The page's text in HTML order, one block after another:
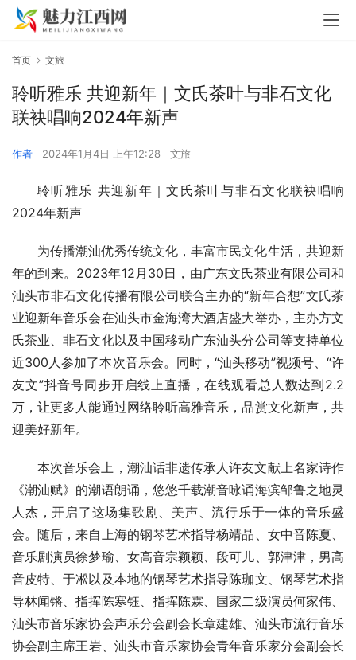
首页 文旅
聆听雅乐 共迎新年｜文氏茶叶与非石文化
联袂唱响2024年新声
作者 2024年1月4日 上午12:28 文旅
聆听雅乐 共迎新年｜文氏茶叶与非石文化联袂唱响
2024年新声
为传播潮汕优秀传统文化，丰富市民文化生活，共迎新
年的到来。2023年12月30日，由广东文氏茶业有限公司和
汕头市非石文化传播有限公司联合主办的“新年合想”文氏茶
业迎新年音乐会在汕头市金海湾大酒店盛大举办，主办方文
氏茶业、非石文化以及中国移动广东汕头分公司等支持单位
近300人参加了本次音乐会。同时，“汕头移动”视频号、“许
友文”抖音号同步开启线上直播，在线观看总人数达到2.2
万，让更多人能通过网络聆听高雅音乐，品赏文化新声，共
迎美好新年。
本次音乐会上，潮汕话非遗传承人许友文献上名家诗作
《潮汕赋》的潮语朗诵，悠悠千载潮音咏诵海滨邹鲁之地灵
人杰，开启了这场集歌剧、美声、流行乐于一体的音乐盛
会。随后，来自上海的钢琴艺术指导杨靖晶、女中音陈夏、
音乐剧演员徐梦瑜、女高音宗颖颖、段可儿、郭津津，男高
音皮特、于凇以及本地的钢琴艺术指导陈珈文、钢琴艺术指
导林闻锵、指挥陈寒钰、指挥陈霖、国家二级演员何家伟、
汕头市音乐家协会声乐分会副会长章建雄、汕头市流行音乐
协会副主席王岩、汕头市音乐家协会青年音乐家分会副会长